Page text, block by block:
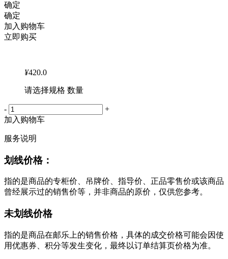
确定
确定
加入购物车
立即购买
¥420.0
请选择规格 数量
-
+
加入购物车
服务说明
划线价格：
指的是商品的专柜价、吊牌价、指导价、正品零售价或该商品
曾经展示过的销售价等，并非商品的原价，仅供您参考。
未划线价格
指的是商品在邮乐上的销售价格，具体的成交价格可能会因使
用优惠券、积分等发生变化，最终以订单结算页价格为准。